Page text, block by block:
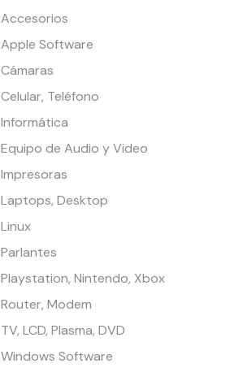
Accesorios
Apple Software
Cámaras
Celular, Teléfono
Informática
Equipo de Audio y Video
Impresoras
Laptops, Desktop
Linux
Parlantes
Playstation, Nintendo, Xbox
Router, Modem
TV, LCD, Plasma, DVD
Windows Software